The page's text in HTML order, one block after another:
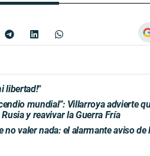
libertad!"
mundial”: Villarroya advierte
y reavivar la Guerra Fría
no valer nada: el alarmante aviso